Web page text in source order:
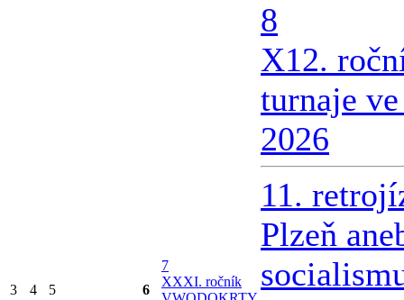
3 4 5 6
7
XXXI. ročník
8
X12.
turnaje
2026
11.
Plzeň